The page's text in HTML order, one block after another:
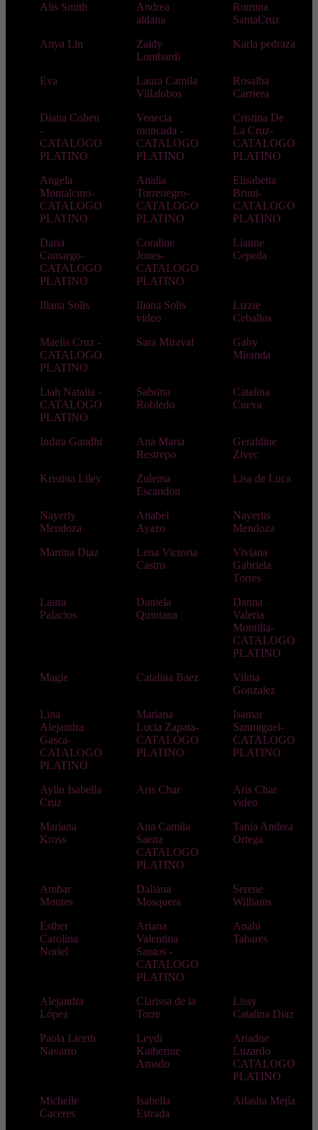
Alis Smith
Andrea
aldana
Romina
SantaCruz
Anya Lin
Zaidy
Lombardi
Karla pedraza
Eva
Laura Camila
Villalobos
Rosalba
Carriera
Diana Cohen
-
CATALOGO
PLATINO
Venecia
moncada -
CATALOGO
PLATINO
Cristina De
La Cruz-
CATALOGO
PLATINO
Angela
Montalcino-
CATALOGO
PLATINO
Analia
Torrenegro-
CATALOGO
PLATINO
Elisabetta
Bruni-
CATALOGO
PLATINO
Daria
Camargo-
CATALOGO
PLATINO
Coraline
Jones-
CATALOGO
PLATINO
Lianne
Cepeda
Iliana Solis
Iliana Solis
video
Lizzie
Ceballos
Maelis Cruz -
CATALOGO
PLATINO
Sara Miraval
Gaby
Miranda
Liah Natalia -
CATALOGO
PLATINO
Sabrina
Robledo
Catalina
Cueva
Indira Gandhi
Ana Maria
Restrepo
Geraldine
Zivec
Kristina Liley
Zulema
Escandon
Lisa de Luca
Nayerly
Mendoza
Anabel
Ayazo
Nayerlis
Mendoza
Martina Diaz
Lena Victoria
Castro
Viviana
Gabriela
Torres
Laura
Palacios
Daniela
Quintana
Danna
Valeria
Montilla-
CATALOGO
PLATINO
Magie
Catalina Baez
Vilma
Gonzalez
Lina
Alejandra
Gasca-
CATALOGO
PLATINO
Mariana
Lucia Zapata-
CATALOGO
PLATINO
Isamar
Sanmiguel-
CATALOGO
PLATINO
Aylin Isabella
Cruz
Aris Char
Aris Char
video
Mariana
Kross
Ana Camila
Saenz
CATALOGO
PLATINO
Tania Andrea
Ortega
Ambar
Montes
Daliana
Mosquera
Serene
Williams
Esther
Carolina
Noriel
Ariana
Valentina
Santos -
CATALOGO
PLATINO
Anahi
Tabares
Alejandra
López
Clarissa de la
Torre
Lissy
Catalina Diaz
Paola Liceth
Navarro
Leydi
Katherine
Amado
Ariadne
Luzardo
CATALOGO
PLATINO
Michelle
Caceres
Isabella
Estrada
Adasha Mejía